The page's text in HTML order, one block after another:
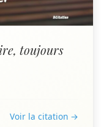
toujours
Voir la citation →